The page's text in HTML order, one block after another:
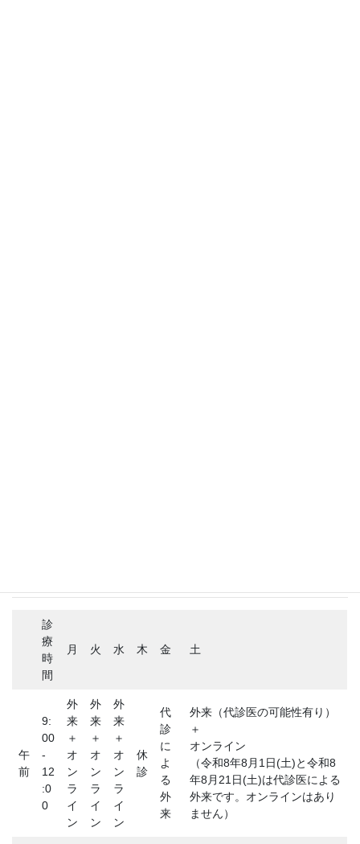
診
療
時
間
月 火 水 木 金 土
午
前
9:
00
-
12
:0
0
外
来
＋
オ
ン
ラ
イ
ン
外
来
＋
オ
ン
ラ
イ
ン
外
来
＋
オ
ン
ラ
イ
ン
休
診
代
診
に
よ
る
外
来
外来（代診医の可能性有り）
＋
オンライン
（令和8年8月1日(土)と令和8
年8月21日(土)は代診医による
外来です。オンラインはあり
ません）